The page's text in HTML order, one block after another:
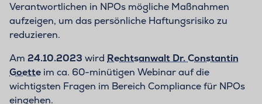
Verantwortlichen in NPOs mögliche Maßnahmen
aufzeigen, um das persönliche Haftungsrisiko zu
reduzieren.
Am 24.10.2023 wird Rechtsanwalt Dr. Constantin
Goette im ca. 60-minütigen Webinar auf die
wichtigsten Fragen im Bereich Compliance für NPOs
eingehen.